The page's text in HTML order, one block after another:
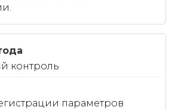
контроль
параметров